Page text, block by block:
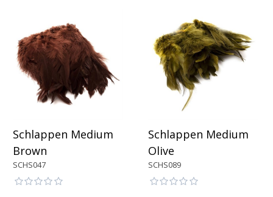
Schlappen Medium
Brown
SCHS047
Schlappen Medium
Olive
SCHS089